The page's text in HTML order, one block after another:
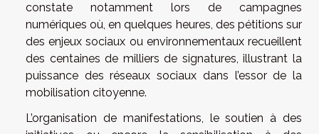
constate notamment lors de campagnes
numériques où, en quelques heures, des pétitions sur
des enjeux sociaux ou environnementaux recueillent
des centaines de milliers de signatures, illustrant la
puissance des réseaux sociaux dans l’essor de la
mobilisation citoyenne.
L’organisation de manifestations, le soutien à des